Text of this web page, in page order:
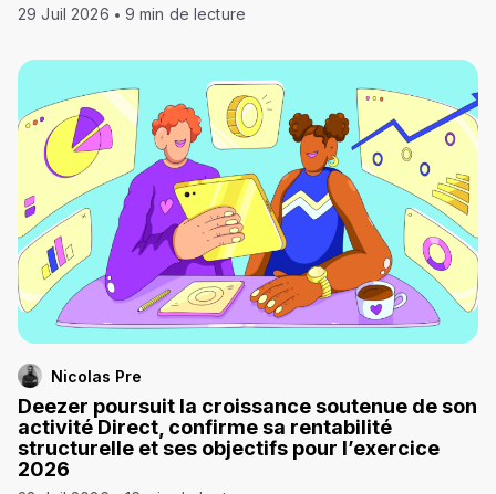
29 Juil 2026 9 min de lecture
Nicolas Pre
Deezer poursuit la croissance soutenue de son
activité Direct, confirme sa rentabilité
structurelle et ses objectifs pour l’exercice
2026